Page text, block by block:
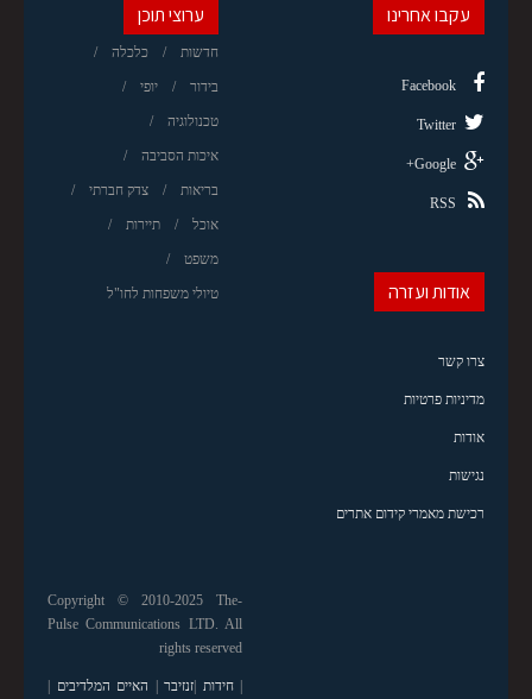
ערוצי תוכן
חדשות כלכלה
בידור יופי
טכנולוגיה
איכות הסביבה
בריאות צדק חברתי
אוכל תיירות
משפט
טיולי משפחות לחו"ל
עקבו אחרינו
Facebook
Twitter
Google+
RSS
אודות ועזרה
צרו קשר
מדיניות פרטיות
אודות
נגישות
רכישת מאמרי קידום אתרים
Copyright © 2010-2025 The-
Pulse Communications LTD. All
rights reserved
|חידות |זנזיבר | האיים המלדיבים |